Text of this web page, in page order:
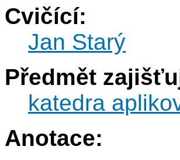
Cvičící:
Jan Starý
Předmět
katedra
Anotace: